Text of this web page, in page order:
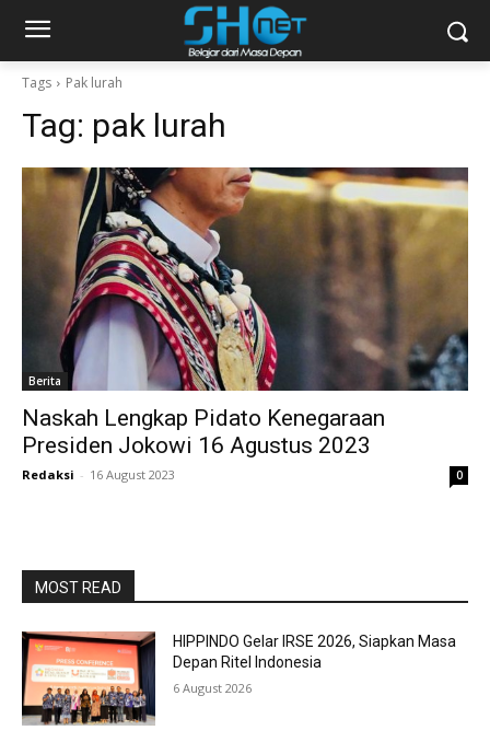
Tags Pak lurah
Tag: pak lurah
Berita
Naskah Lengkap Pidato Kenegaraan
Presiden Jokowi 16 Agustus 2023
Redaksi - 16 August 2023 0
MOST READ
HIPPINDO Gelar IRSE 2026, Siapkan Masa
Depan Ritel Indonesia
6 August 2026